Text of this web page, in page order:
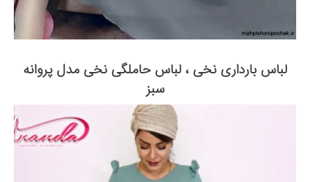
لباس بارداری نخی ، لباس حاملگی نخی مدل پروانه
سبز